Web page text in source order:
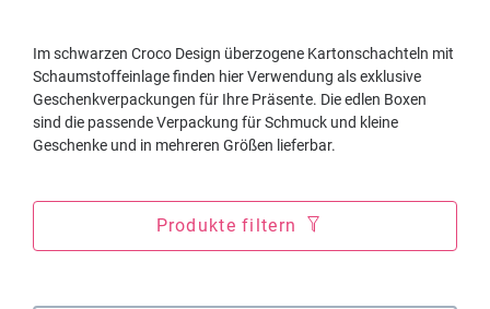
Im schwarzen Croco Design überzogene Kartonschachteln mit
Schaumstoffeinlage finden hier Verwendung als exklusive
Geschenkverpackungen für Ihre Präsente. Die edlen Boxen
sind die passende Verpackung für Schmuck und kleine
Geschenke und in mehreren Größen lieferbar.
Produkte filtern